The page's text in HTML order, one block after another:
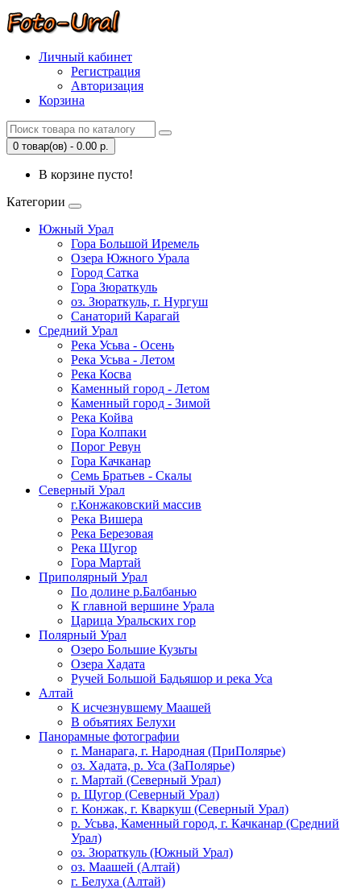
Личный кабинет
Регистрация
Авторизация
Корзина
0 товар(ов) - 0.00 р.
В корзине пусто!
Категории
Южный Урал
Гора Большой Иремель
Озера Южного Урала
Город Сатка
Гора Зюраткуль
оз. Зюраткуль, г. Нургуш
Санаторий Карагай
Средний Урал
Река Усьва - Осень
Река Усьва - Летом
Река Косва
Каменный город - Летом
Каменный город - Зимой
Река Койва
Гора Колпаки
Порог Ревун
Гора Качканар
Семь Братьев - Скалы
Северный Урал
г.Конжаковский массив
Река Вишера
Река Березовая
Река Щугор
Гора Мартай
Приполярный Урал
По долине р.Балбанью
К главной вершине Урала
Царица Уральских гор
Полярный Урал
Озеро Большие Кузьты
Озера Хадата
Ручей Большой Бадьяшор и река Уса
Алтай
К исчезнувшему Маашей
В объятиях Белухи
Панорамные фотографии
г. Манарага, г. Народная (ПриПолярье)
оз. Хадата, р. Уса (ЗаПолярье)
г. Мартай (Северный Урал)
р. Щугор (Северный Урал)
г. Конжак, г. Кваркуш (Северный Урал)
р. Усьва, Каменный город, г. Качканар (Средний
Урал)
оз. Зюраткуль (Южный Урал)
оз. Маашей (Алтай)
г. Белуха (Алтай)